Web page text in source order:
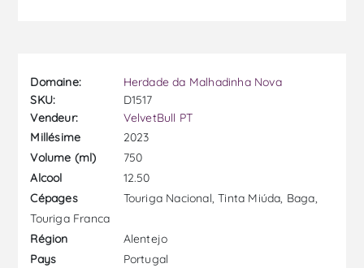
Domaine:
Herdade da Malhadinha Nova
SKU:
D1517
Vendeur:
VelvetBull PT
Millésime
2023
Volume (ml)
750
Alcool
12.50
Cépages
Touriga Nacional, Tinta Miúda, Baga,
Touriga Franca
Région
Alentejo
Pays
Portugal